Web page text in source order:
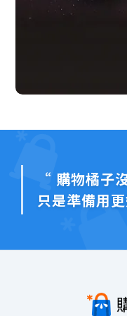
“ 購物橘子
只是準備用